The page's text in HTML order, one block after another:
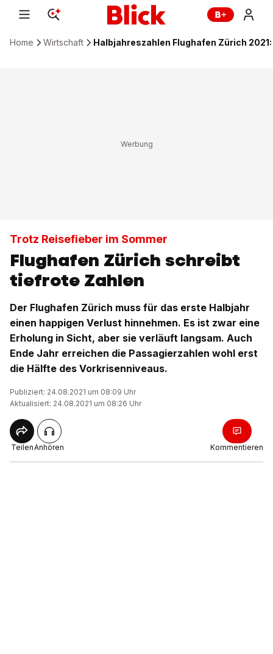
Home Wirtschaft Halbjahreszahlen Flughafen Zürich
Trotz Reisefieber im Sommer
Flughafen Zürich schreibt
tiefrote Zahlen
Der Flughafen Zürich muss für das erste Halbjahr
einen happigen Verlust hinnehmen. Es ist zwar eine
Erholung in Sicht, aber sie verläuft langsam. Auch
Ende Jahr erreichen die Passagierzahlen wohl erst
die Hälfte des Vorkrisenniveaus.
Publiziert: 24.08.2021 um 08:09 Uhr
Aktualisiert: 24.08.2021 um 08:26 Uhr
TeilenAnhören Kommentieren